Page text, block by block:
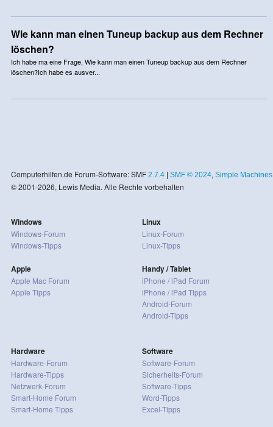
Wie kann man einen Tuneup backup aus dem Rechner
löschen?
Ich habe ma eine Frage, Wie kann man einen Tuneup backup aus dem Rechner
löschen?Ich habe es ausver...
Computerhilfen.de Forum-Software: SMF 2.7.4| SMF © 2024, Simple Machines
© 2001-2026, Lewis Media. Alle Rechte vorbehalten
Windows
Windows-Forum
Windows-Tipps
Apple
Apple Mac Forum
Apple Tipps
Linux
Linux-Forum
Linux-Tipps
Handy / Tablet
iPhone / iPad Forum
iPhone / iPad Tipps
Android-Forum
Android-Tipps
Hardware
Hardware-Forum
Hardware-Tipps
Netzwerk-Forum
Smart-Home Forum
Smart-Home Tipps
Software
Software-Forum
Sicherheits-Forum
Software-Tipps
Word-Tipps
Excel-Tipps